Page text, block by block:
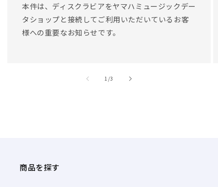
本件は、ディスクラビアをヤマハミュージックデー
タショップと接続してご利用いただいているお客
様への重要なお知らせです。
1 //3
商品を探す